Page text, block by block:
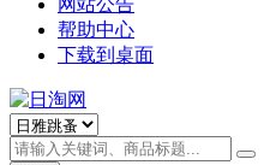
网站公告
帮助中心
下载到桌面